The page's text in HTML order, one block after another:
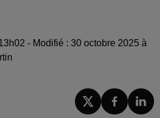
- Modifié : 30 octobre 2025 à